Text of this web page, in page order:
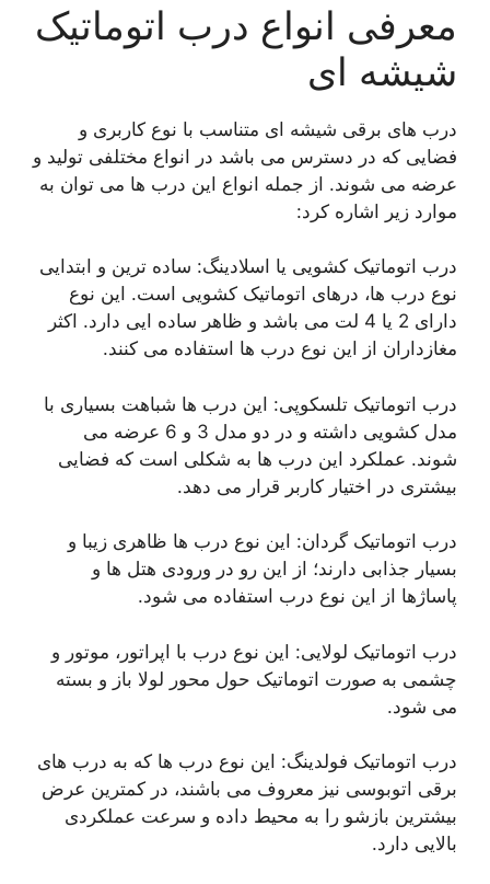
معرفی انواع درب اتوماتیک
شیشه ای
درب های برقی شیشه ای متناسب با نوع کاربری و
فضایی که در دسترس می باشد در انواع مختلفی تولید و
عرضه می شوند. از جمله انواع این درب ها می توان به
موارد زیر اشاره کرد:
درب اتوماتیک کشویی یا اسلادینگ: ساده ترین و ابتدایی
نوع درب ها، درهای اتوماتیک کشویی است. این نوع
دارای 2 یا 4 لت می باشد و ظاهر ساده ایی دارد. اکثر
مغازداران از این نوع درب ها استفاده می کنند.
درب اتوماتیک تلسکوپی: این درب ها شباهت بسیاری با
مدل کشویی داشته و در دو مدل 3 و 6 عرضه می
شوند. عملکرد این درب ها به شکلی است که فضایی
بیشتری در اختیار کاربر قرار می دهد.
درب اتوماتیک گردان: این نوع درب ها ظاهری زیبا و
بسیار جذابی دارند؛ از این رو در ورودی هتل ها و
پاساژها از این نوع درب استفاده می شود.
درب اتوماتیک لولایی: این نوع درب با اپراتور، موتور و
چشمی به صورت اتوماتیک حول محور لولا باز و بسته
می شود.
درب اتوماتیک فولدینگ: این نوع درب ها که به درب های
برقی اتوبوسی نیز معروف می باشند، در کمترین عرض
بیشترین بازشو را به محیط داده و سرعت عملکردی
بالایی دارد.